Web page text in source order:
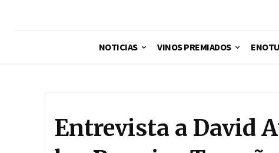
NOTICIAS VINOS PREMIADOS
Entrevista a David